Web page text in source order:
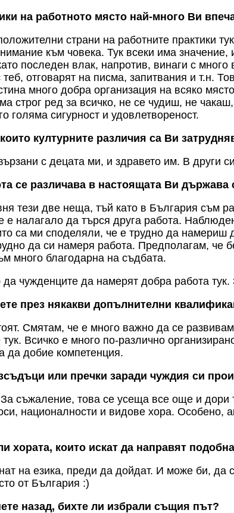
на работното място най-много Ви
страни на работните практики
към човека. Тук всеки има
последен влак, напротив, винаги с
отговарят на писма, запитвания и т.н.
много добра организация на всяко
строг ред за всичко, не се чудиш, не
голяма сигурност и удовлетвореност.
културните различия са Ви
с децата ми, и здравето им. В други
се различава в настоящата Ви държава
тези две неща, тъй като в България съм
е налагало да търся друга работа.
са ми споделяли, че е трудно да намериш
да си намеря работа. Предполагам, че
много благодарна на съдбата.
чужденците да намерят добра работа
през някакви допълнителни
Смятам, че е много важно да се
Всичко е много по-различно
да добие компетенция.
или пречки заради чуждия си
съжаление, това се усеща все още и дори
националности и видове хора. Особено,
хората, които искат да направят
на езика, преди да дойдат. И може би, да
от България :)
назад, бихте ли избрали същия път?